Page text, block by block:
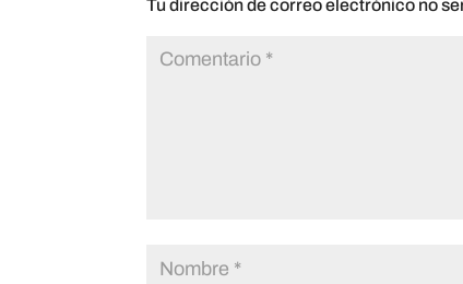
Tu dirección de correo electrónico no